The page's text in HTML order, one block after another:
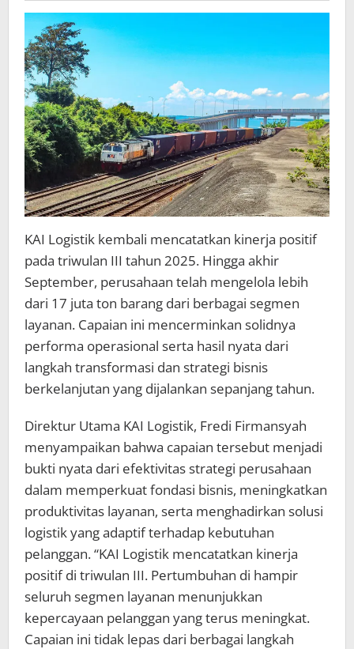
Kinerja
III
Naik
Seluruh
Segmen
Layanan
KAI Logistik kembali mencatatkan kinerja positif
pada triwulan III tahun 2025. Hingga akhir
September, perusahaan telah mengelola lebih
dari 17 juta ton barang dari berbagai segmen
layanan. Capaian ini mencerminkan solidnya
performa operasional serta hasil nyata dari
langkah transformasi dan strategi bisnis
berkelanjutan yang dijalankan sepanjang tahun.
Direktur Utama KAI Logistik, Fredi Firmansyah
menyampaikan bahwa capaian tersebut menjadi
bukti nyata dari efektivitas strategi perusahaan
dalam memperkuat fondasi bisnis, meningkatkan
produktivitas layanan, serta menghadirkan solusi
logistik yang adaptif terhadap kebutuhan
pelanggan. “KAI Logistik mencatatkan kinerja
positif di triwulan III. Pertumbuhan di hampir
seluruh segmen layanan menunjukkan
kepercayaan pelanggan yang terus meningkat.
Capaian ini tidak lepas dari berbagai langkah